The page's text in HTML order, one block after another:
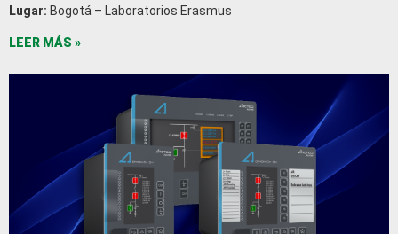
Lugar: Bogotá – Laboratorios Erasmus
LEER MÁS »